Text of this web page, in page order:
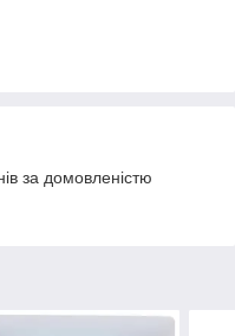
за домовленістю